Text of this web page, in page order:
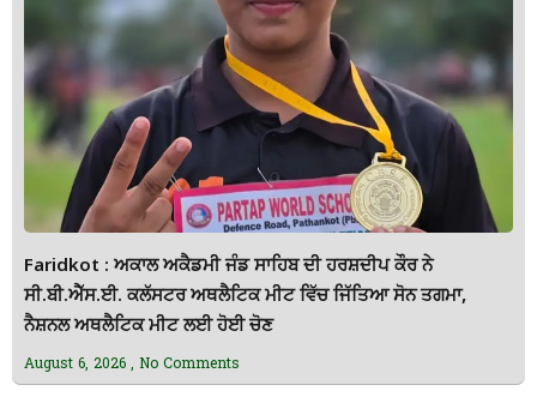
Faridkot : ਅਕਾਲ ਅਕੈਡਮੀ ਜੰਡ ਸਾਹਿਬ ਦੀ ਹਰਸ਼ਦੀਪ ਕੌਰ ਨੇ
ਸੀ.ਬੀ.ਐੱਸ.ਈ. ਕਲੱਸਟਰ ਅਥਲੈਟਿਕ ਮੀਟ ਵਿੱਚ ਜਿੱਤਿਆ ਸੋਨ ਤਗਮਾ,
ਨੈਸ਼ਨਲ ਅਥਲੈਟਿਕ ਮੀਟ ਲਈ ਹੋਈ ਚੋਣ
August 6, 2026 No Comments